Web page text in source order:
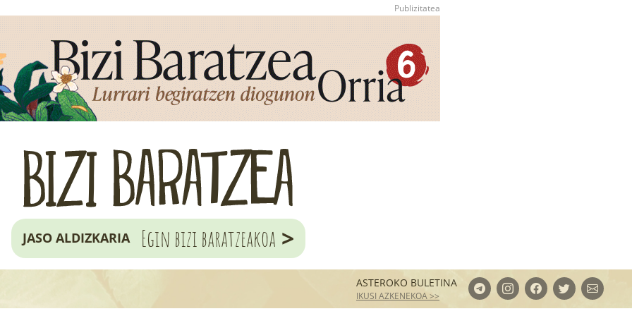
JASO ALDIZKARIA Egin bizi baratzeakoa >
ASTEROKO BULETINA
IKUSI AZKENEKOA >>